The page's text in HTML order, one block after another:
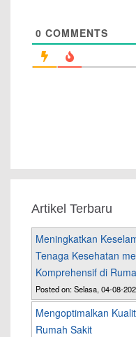
0 COMMENTS
Artikel Terbaru
Meningkatkan
Tenaga Kesehatan
Komprehensif di
Posted on: Selasa, 04-08-
Mengoptimalkan
Rumah Sakit